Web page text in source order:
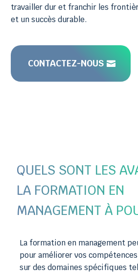
travailler dur et franchir les
et un succès durable.
CONTACTEZ-NOUS
QUELS SONT LES
LA FORMATION EN
MANAGEMENT À
La formation en management
pour améliorer vos
sur des domaines spécifiques